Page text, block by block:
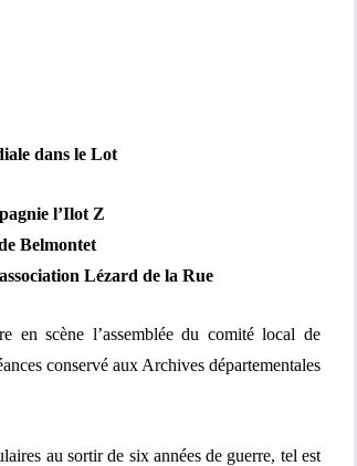
dans le Lot
l’Ilot Z
Belmontet
Lézard de la Rue
en scène l’assemblée du comité local de
conservé aux Archives départementales
au sortir de six années de guerre, tel est